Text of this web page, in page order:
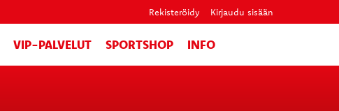
Rekisteröidy Kirjaudu sisään
VIP-PALVELUT SPORTSHOP INFO